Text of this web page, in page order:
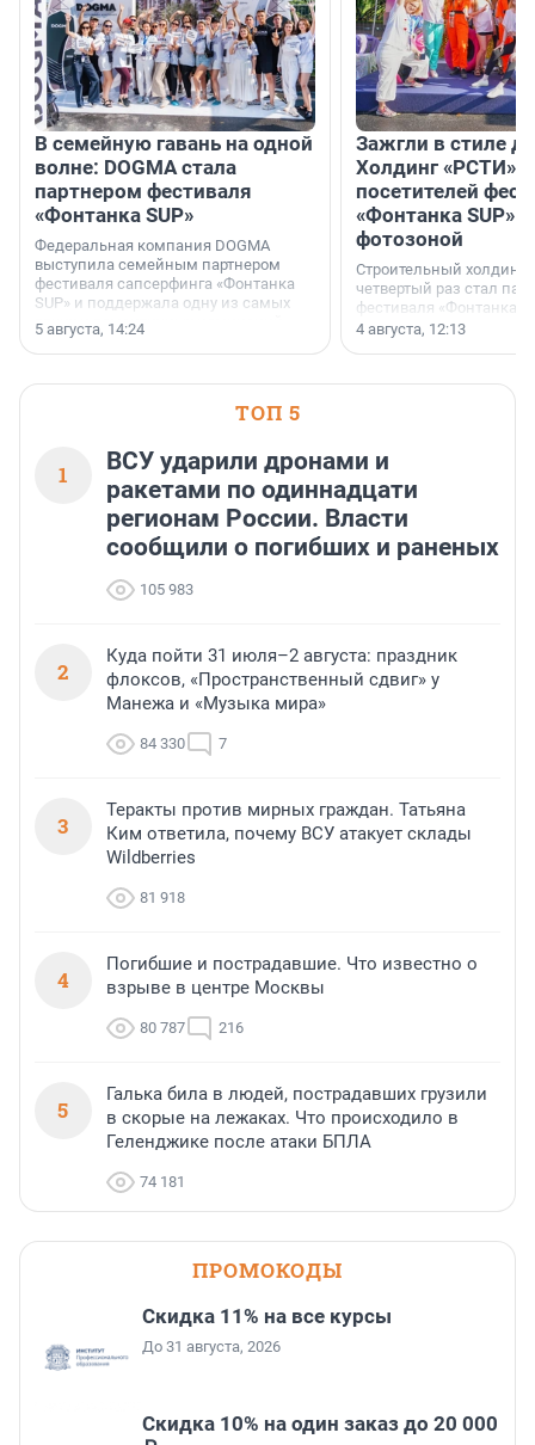
В семейную гавань на одной
волне: DOGMA стала
партнером фестиваля
«Фонтанка SUP»
Федеральная компания DOGMA
выступила семейным партнером
фестиваля сапсерфинга «Фонтанка
SUP» и поддержала одну из самых
ярких и романтичных номинаций —
«SUP-свадьба».
5 августа, 14:24
Зажгли в стиле
Холдинг «РСТИ»
посетителей
«Фонтанка SUP»
фотозоной
Строительный холдинг
четвертый раз стал
фестиваля «Фонтанка
раз компания
посетителям
4 августа, 12:13
ТОП 5
1
ВСУ ударили дронами и
ракетами по одиннадцати
регионам России. Власти
сообщили о погибших и раненых
105 983
2
Куда пойти 31 июля–2 августа: праздник
флоксов, «Пространственный сдвиг» у
Манежа и «Музыка мира»
84 330 7
3
Теракты против мирных граждан. Татьяна
Ким ответила, почему ВСУ атакует склады
Wildberries
81 918
4
Погибшие и пострадавшие. Что известно о
взрыве в центре Москвы
80 787 216
5
Галька била в людей, пострадавших грузили
в скорые на лежаках. Что происходило в
Геленджике после атаки БПЛА
74 181
ПРОМОКОДЫ
Скидка 11% на все курсы
До 31 августа, 2026
Скидка 10% на один заказ до 20 000